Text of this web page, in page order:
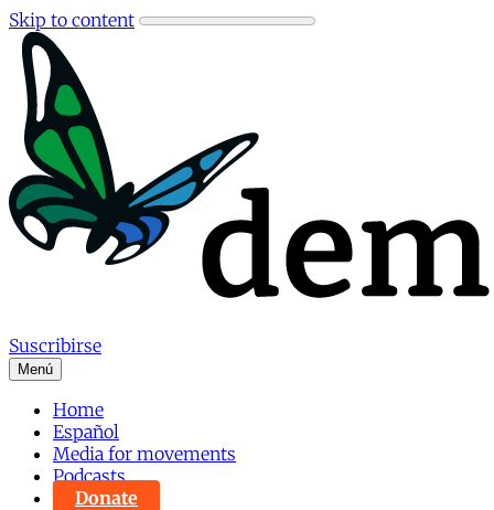
Skip to content
Suscribirse
Menú
Home
Español
Media for movements
Podcasts
Donate